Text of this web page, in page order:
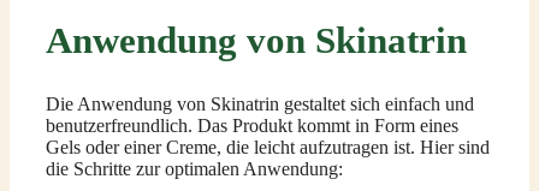
Anwendung von Skinatrin
Die Anwendung von Skinatrin gestaltet sich einfach und
benutzerfreundlich. Das Produkt kommt in Form eines
Gels oder einer Creme, die leicht aufzutragen ist. Hier sind
die Schritte zur optimalen Anwendung: